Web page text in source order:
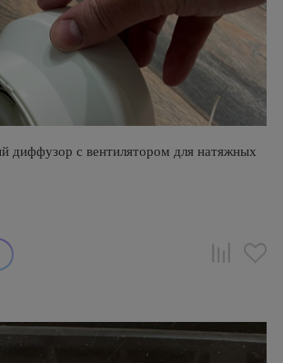
диффузор с вентилятором для натяжных